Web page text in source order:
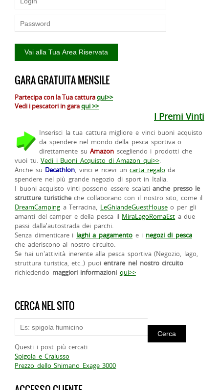
GARA GRATUITA MENSILE
Partecipa con la Tua catturaqui>>
Vedi i pescatori in garaqui >>
I Premi Vinti
Inserisci la tua cattura migliore e vinci buoni acquisto
da spendere nel mondo della pesca sportiva o
direttamente suAmazon scegliendo i prodotti che
vuoi tu.Vedi i Buoni Acquisto di Amazon qui>>.
Anche su Decathlon, vinci e ricevi uncarta regalo da
spendere nel più grande negozio di sport in Italia.
I buoni acquisto vinti possono essere scalatianche presso le
strutture turisticheche collaborano con il nostro sito, come il
DreamCamping a Terracina, LeGhiandeGuestHouseo per gli
amanti del camper e della pesca il MiraLagoRomaEst a due
passi dalla'autostrada dei parchi.
Senza dimenticare i laghi a pagamento e i negozi di pesca
che aderiscono al nostro circuito.
Se hai un'attività inerente alla pesca sportiva (Negozio, lago,
struttura turistica, etc..) puoientrare nel nostro circuito
richiedendo maggiori informazioni qui>>
CERCA NEL SITO
Questi i post più cercati
Spigola e Cralusso
Prezzo dello Shimano Exage 3000